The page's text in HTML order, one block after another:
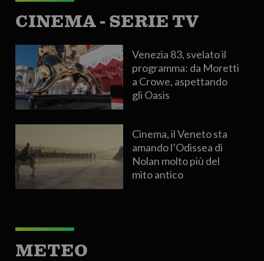
CINEMA - SERIE TV
Venezia 83, svelato il
programma: da Moretti
a Crowe, aspettando
gli Oasis
Cinema, il Veneto sta
amando l’Odissea di
Nolan molto più del
mito antico
METEO